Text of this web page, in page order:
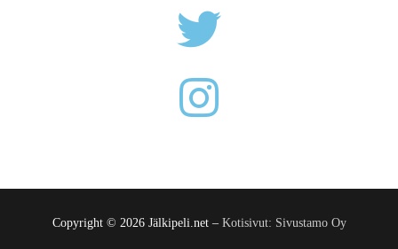
Copyright © 2026 Jälkipeli.net – Kotisivut: Sivustamo Oy